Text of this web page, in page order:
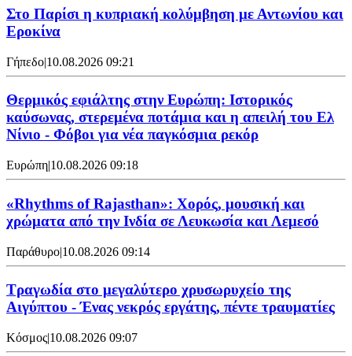
Στο Παρίσι η κυπριακή κολύμβηση με Αντωνίου και
Εροκίνα
Γήπεδο|10.08.2026 09:21
Θερμικός εφιάλτης στην Ευρώπη: Ιστορικός
καύσωνας, στερεμένα ποτάμια και η απειλή του Ελ
Νίνιο - Φόβοι για νέα παγκόσμια ρεκόρ
Ευρώπη|10.08.2026 09:18
«Rhythms of Rajasthan»: Χορός, μουσική και
χρώματα από την Ινδία σε Λευκωσία και Λεμεσό
Παράθυρο|10.08.2026 09:14
Τραγωδία στο μεγαλύτερο χρυσωρυχείο της
Αιγύπτου - Ένας νεκρός εργάτης, πέντε τραυματίες
Κόσμος|10.08.2026 09:07